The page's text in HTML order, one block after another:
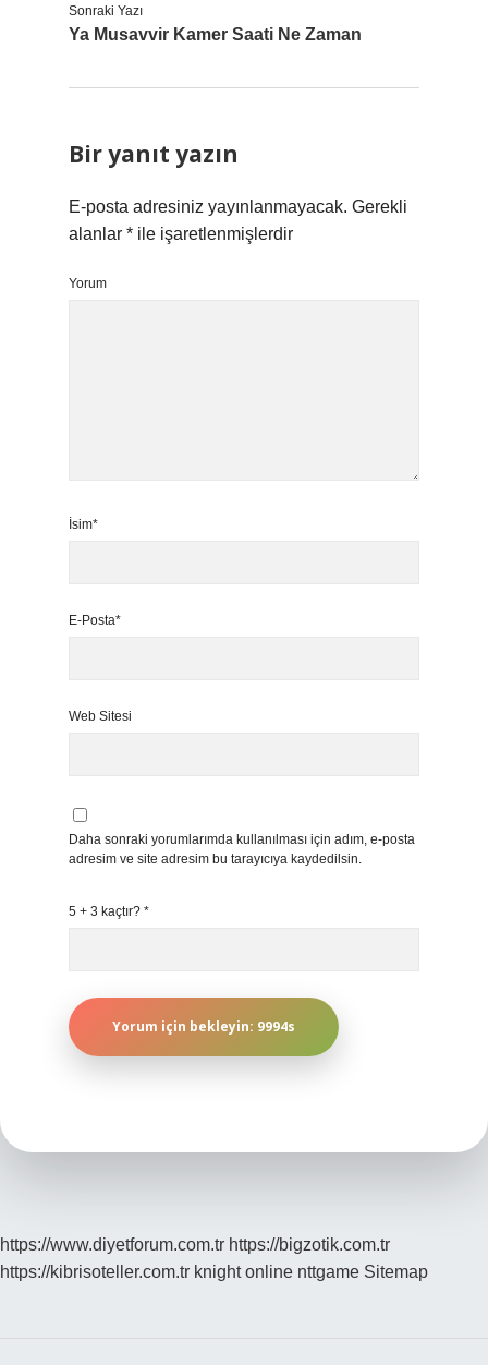
Sonraki Yazı
Ya Musavvir Kamer Saati Ne Zaman
Bir yanıt yazın
E-posta adresiniz yayınlanmayacak. Gerekli
alanlar * ile işaretlenmişlerdir
Yorum
İsim*
E-Posta*
Web Sitesi
Daha sonraki yorumlarımda kullanılması için adım, e-posta
adresim ve site adresim bu tarayıcıya kaydedilsin.
5 + 3 kaçtır? *
https://www.diyetforum.com.tr https://bigzotik.com.tr
https://kibrisoteller.com.tr knight online nttgame Sitemap